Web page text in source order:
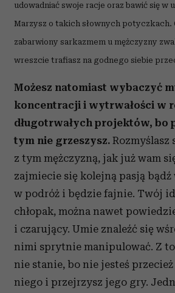
udowadniać swoje racje oraz bawić się w
Marzysz o takich słownych potyczkach.
zabarwiony sarkazmem u mężczyzny
wreszcie trafiasz na godnego siebie
Możesz natomiast wybaczyć
koncentracji i wytrwałości w
długotrwałych projektów, bo
tym nie grzeszysz. Rozmyślasz
z tym mężczyzną, jak już wam
zajmiecie się kolejną pasją
w podróż i będzie fajnie. Twój
chłopak, można nawet
i czarujący. Umie znaleźć się
nimi sprytnie manipulować. Z
nie stanie, bo nie jesteś
niego i przejrzysz jego gry.